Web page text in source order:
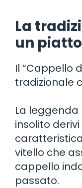
La
un
Il “Cappello
tradizionale
La
insolito
vitello che
cappello
passato.